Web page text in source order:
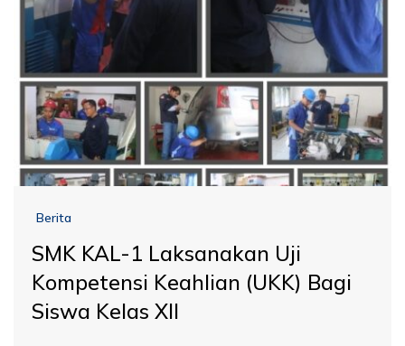
Berita
SMK KAL-1 Laksanakan Uji
Kompetensi Keahlian (UKK) Bagi
Siswa Kelas XII